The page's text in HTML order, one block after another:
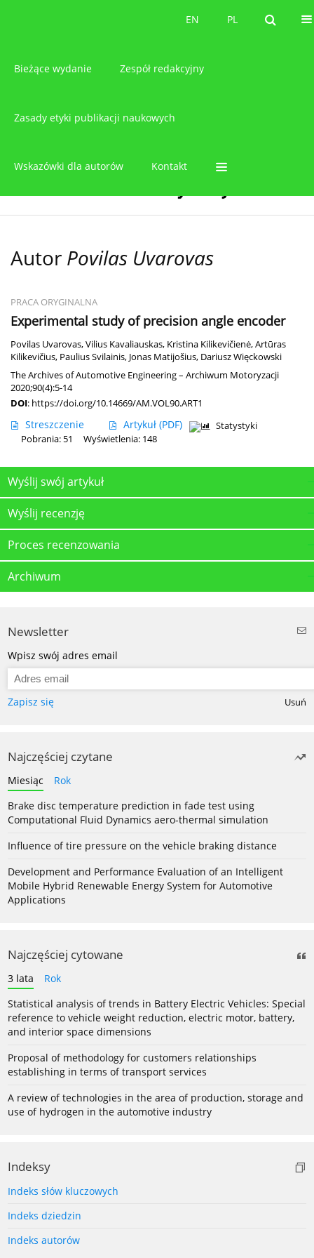
PL
EN PL
EN
Bieżące wydanie Zespół redakcyjny
Zasady etyki publikacji naukowych
Wskazówki dla autorów Kontakt
Autor Povilas Uvarovas
PRACA ORYGINALNA
Experimental study of precision angle encoder
Povilas Uvarovas,Vilius Kavaliauskas, Kristina Kilikevičienė,Artūras
Kilikevičius, Paulius Svilainis, Jonas Matijošius, Dariusz Więckowski
The Archives of Automotive Engineering – Archiwum Motoryzacji
2020;90(4):5-14
DOI: https://doi.org/10.14669/AM.VOL90.ART1
Streszczenie Artykuł (PDF)
Statystyki
Pobrania: 51
Wyświetlenia: 148
Wyślij swój artykuł
Wyślij recenzję
Proces recenzowania
Archiwum
Newsletter
Wpisz swój adres email
Zapisz się Usuń
Najczęściej czytane
Miesiąc
Rok
Brake disc temperature prediction in fade test using
Computational Fluid Dynamics aero-thermal simulation
Influence of tire pressure on the vehicle braking distance
Development and Performance Evaluation of an Intelligent
Mobile Hybrid Renewable Energy System for Automotive
Applications
Najczęściej cytowane
3 lata
Rok
Statistical analysis of trends in Battery Electric Vehicles: Special
reference to vehicle weight reduction, electric motor, battery,
and interior space dimensions
Proposal of methodology for customers relationships
establishing in terms of transport services
A review of technologies in the area of production, storage and
use of hydrogen in the automotive industry
Indeksy
Indeks słów kluczowych
Indeks dziedzin
Indeks autorów